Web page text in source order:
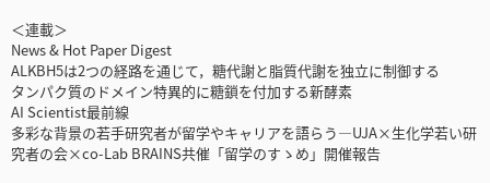
＜連載＞
News & Hot Paper Digest
ALKBH5は2つの経路を通じて，糖代謝と脂質代謝を独立に制御する
タンパク質のドメイン特異的に糖鎖を付加する新酵素
AI Scientist最前線
多彩な背景の若手研究者が留学やキャリアを語らう―UJA×生化学若い研
究者の会×co-Lab BRAINS共催「留学のすゝめ」開催報告